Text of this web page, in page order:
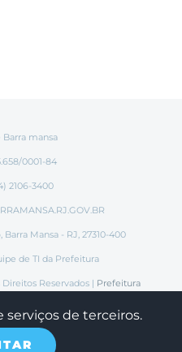
mansa
0001-84
2106-3400
Mansa - RJ, 27310-400
de TI da Prefeitura
Reservados | Prefeitura
Mansa
serviços de terceiros.